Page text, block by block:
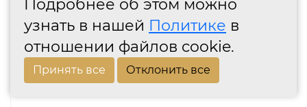
Подробнее об этом можно
узнать в нашей Политике в
отношении файлов cookie.
Принять все Отклонить все